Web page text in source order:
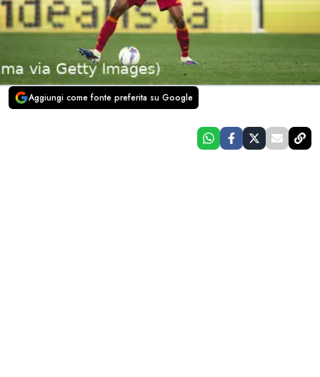
Aggiungi come fonte preferita su Google